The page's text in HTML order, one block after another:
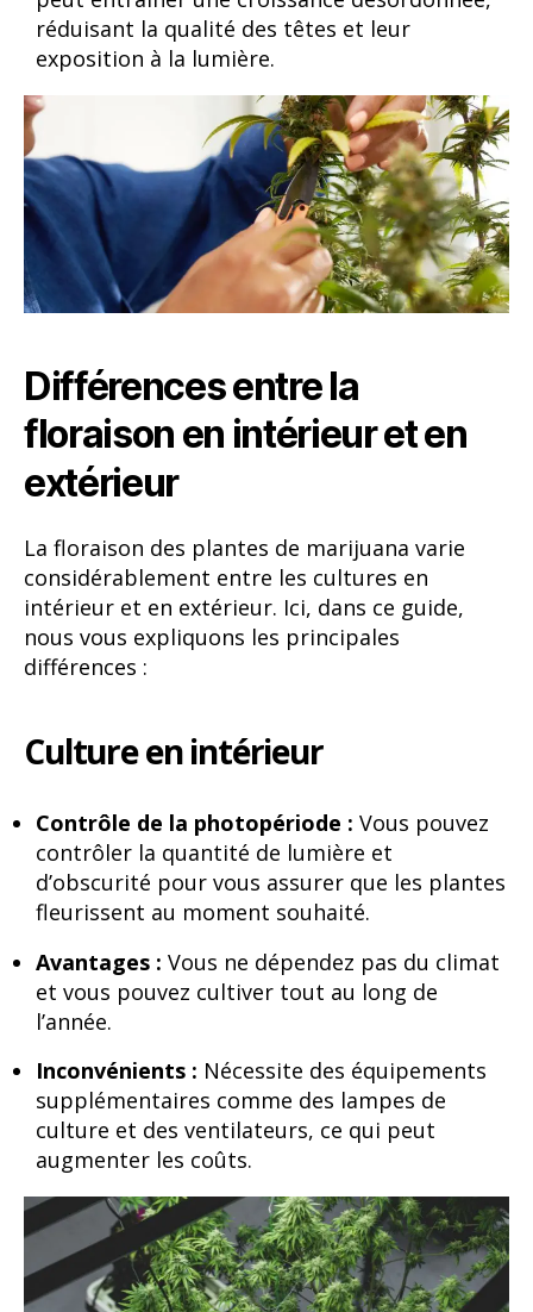
réduisant la qualité des têtes et leur
exposition à la lumière.
Différences entre la
floraison en intérieur et en
extérieur
La floraison des plantes de marijuana varie
considérablement entre les cultures en
intérieur et en extérieur. Ici, dans ce guide,
nous vous expliquons les principales
différences :
Culture en intérieur
Contrôle de la photopériode : Vous pouvez
contrôler la quantité de lumière et
d’obscurité pour vous assurer que les plantes
fleurissent au moment souhaité.
Avantages : Vous ne dépendez pas du climat
et vous pouvez cultiver tout au long de
l’année.
Inconvénients : Nécessite des équipements
supplémentaires comme des lampes de
culture et des ventilateurs, ce qui peut
augmenter les coûts.